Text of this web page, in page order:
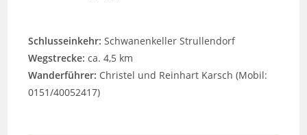
Schlusseinkehr: Schwanenkeller Strullendorf
Wegstrecke: ca. 4,5 km
Wanderführer: Christel und Reinhart Karsch (Mobil:
0151/40052417)